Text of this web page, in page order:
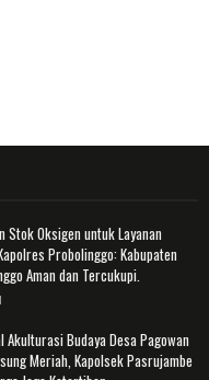
Stok Oksigen untuk Layanan
Probolinggo: Kabupaten
Aman dan Tercukupi.
Akulturasi Budaya Desa Pagowan
Meriah, Kapolsek Pasrujambe